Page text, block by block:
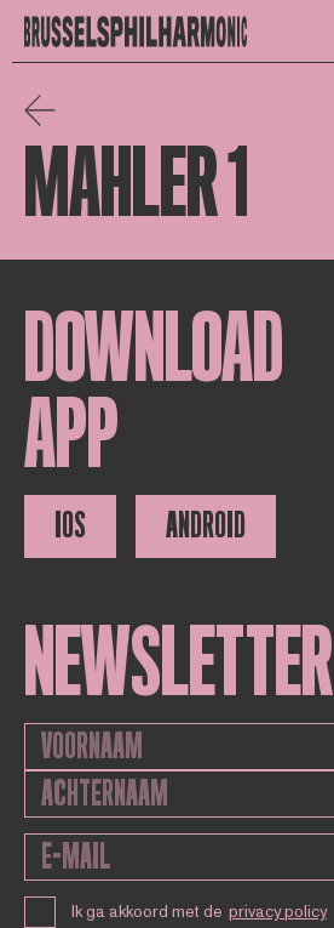
MAHLER 1
DOWNLOAD
APP
IOS ANDROID
NEWSLETTER
Ik ga akkoord met de privacy policy